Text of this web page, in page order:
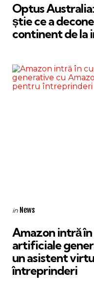
Optus
știe ce a
continent de la
Categories
Posted
in News
Amazon intră
artificiale
un asistent
întreprinderi